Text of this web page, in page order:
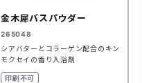
金木犀バスパウダー
265048
シアバターとコラーゲン配合のキン
モクセイの香り入浴剤
印刷不可